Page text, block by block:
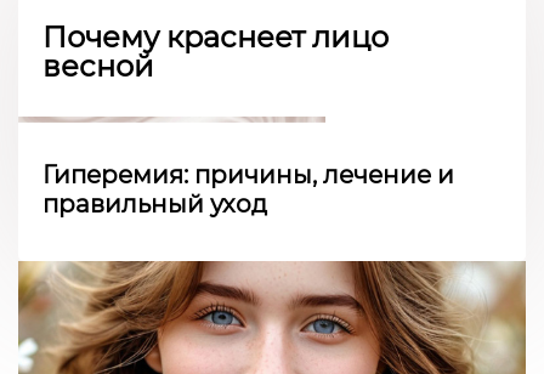
Почему краснеет лицо
весной
Гиперемия: причины, лечение и
правильный уход